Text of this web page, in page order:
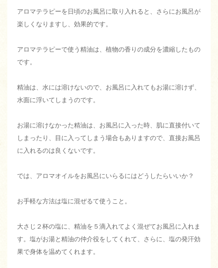
アロマテラピーを日頃のお風呂に取り入れると、さらにお風呂が
楽しくなりますし、効果的です。
アロマテラピーで使う精油は、植物の香りの成分を濃縮したもの
です。
精油は、水には溶けないので、お風呂に入れてもお湯に溶けず、
水面に浮いてしまうのです。
お湯に溶けなかった精油は、お風呂に入った時、肌に直接付いて
しまったり、目に入ってしまう場合もありますので、直接お風呂
に入れるのは良くないです。
では、アロマオイルをお風呂にいらるにはどうしたらいいか？
お手軽な方法は塩に混ぜるて使うこと。
大さじ２杯の塩に、精油を５滴入れてよく混ぜてお風呂に入れま
す。塩がお湯と精油の仲介役をしてくれて、さらに、塩の発汗効
果で身体を温めてくれます。